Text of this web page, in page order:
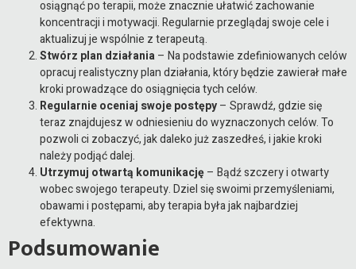
osiągnąć po terapii, może znacznie ułatwić zachowanie
koncentracji i motywacji. Regularnie przeglądaj swoje cele i
aktualizuj je wspólnie z terapeutą.
Stwórz plan działania– Na podstawie zdefiniowanych celów
opracuj realistyczny plan działania, który będzie zawierał małe
kroki prowadzące do osiągnięcia tych celów.
Regularnie oceniaj swoje postępy– Sprawdź, gdzie się
teraz znajdujesz w odniesieniu do wyznaczonych celów. To
pozwoli ci zobaczyć, jak daleko już zaszedłeś, i jakie kroki
należy podjąć dalej.
Utrzymuj otwartą komunikację– Bądź szczery i otwarty
wobec swojego terapeuty. Dziel się swoimi przemyśleniami,
obawami i postępami, aby terapia była jak najbardziej
efektywna.
Podsumowanie